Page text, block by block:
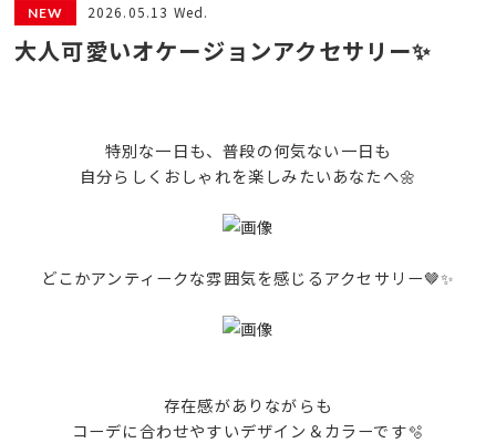
2026.05.13 Wed.
大人可愛いオケージョンアクセサリー✨
特別な一日も、普段の何気ない一日も
自分らしくおしゃれを楽しみたいあなたへ🌼
どこかアンティークな雰囲気を感じるアクセサリー🤎✨
存在感がありながらも
コーデに合わせやすいデザイン＆カラーです🫧